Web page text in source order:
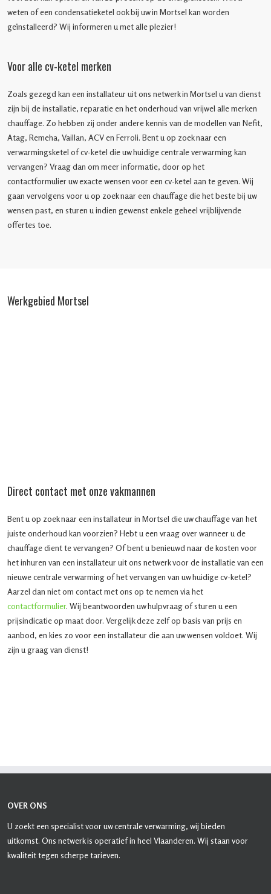
weten of een condensatieketel ook bij uw in Mortsel kan worden
geïnstalleerd? Wij informeren u met alle plezier!
Voor alle cv-ketel merken
Zoals gezegd kan een installateur uit ons netwerk in Mortsel u van dienst
zijn bij de installatie, reparatie en het onderhoud van vrijwel alle merken
chauffage. Zo hebben zij onder andere kennis van de modellen van Nefit,
Atag, Remeha, Vaillan, ACV en Ferroli. Bent u op zoek naar een
verwarmingsketel of cv-ketel die uw huidige centrale verwarming kan
vervangen? Vraag dan om meer informatie, door op het
contactformulier uw exacte wensen voor een cv-ketel aan te geven. Wij
gaan vervolgens voor u op zoek naar een chauffage die het beste bij uw
wensen past, en sturen u indien gewenst enkele geheel vrijblijvende
offertes toe.
Werkgebied Mortsel
Direct contact met onze vakmannen
Bent u op zoek naar een installateur in Mortsel die uw chauffage van het
juiste onderhoud kan voorzien? Hebt u een vraag over wanneer u de
chauffage dient te vervangen? Of bent u benieuwd naar de kosten voor
het inhuren van een installateur uit ons netwerk voor de installatie van een
nieuwe centrale verwarming of het vervangen van uw huidige cv-ketel?
Aarzel dan niet om contact met ons op te nemen via het
contactformulier. Wij beantwoorden uw hulpvraag of sturen u een
prijsindicatie op maat door. Vergelijk deze zelf op basis van prijs en
aanbod, en kies zo voor een installateur die aan uw wensen voldoet. Wij
zijn u graag van dienst!
OVER ONS
U zoekt een specialist voor uw centrale verwarming, wij bieden
uitkomst. Ons netwerk is operatief in heel Vlaanderen. Wij staan voor
kwaliteit tegen scherpe tarieven.